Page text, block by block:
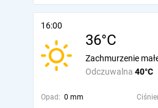
16:00
36°C
Odczuwalna 40°C
Zachmurzenie
Opad: 0 mm